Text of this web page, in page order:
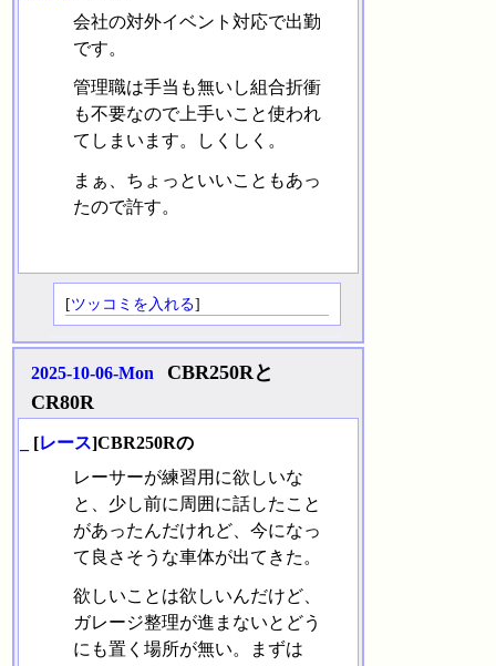
会社の対外イベント対応で出勤
です。
管理職は手当も無いし組合折衝
も不要なので上手いこと使われ
てしまいます。しくしく。
まぁ、ちょっといいこともあっ
たので許す。
[ツッコミを入れる]
2025-10-06-Mon
CBR250Rと
CR80R
[レース]CBR250Rの
レーサーが練習用に欲しいな
と、少し前に周囲に話したこと
があったんだけれど、今になっ
て良さそうな車体が出てきた。
欲しいことは欲しいんだけど、
ガレージ整理が進まないとどう
にも置く場所が無い。まずは